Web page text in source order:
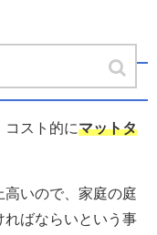
コスト的にマットタ
高いので、家庭の庭
ればならいという事